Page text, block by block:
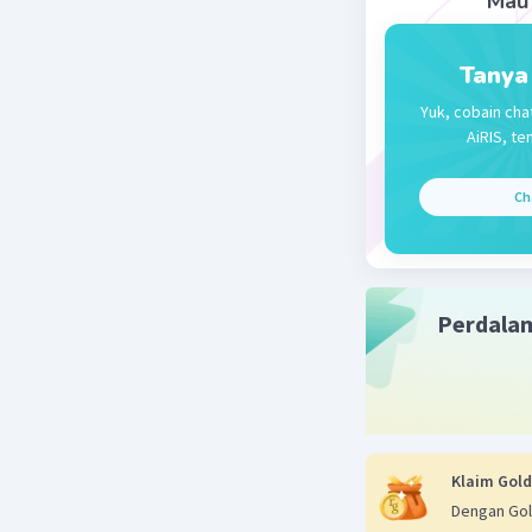
Beri
20
Yuk, cobain
AiRIS,
Klaim
Dengan